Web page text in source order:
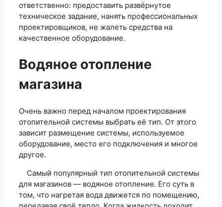
ответственно: предоставить развёрнутое
техническое задание, нанять профессиональных
проектировщиков, не жалеть средства на
качественное оборудование.
Водяное отопление
магазина
Очень важно перед началом проектирования
отопительной системы выбрать её тип. От этого
зависит размещение системы, используемое
оборудование, место его подключения и многое
другое.
Самый популярный тип отопительной системы
для магазинов — водяное отопление. Его суть в
том, что нагретая вода движется по помещению,